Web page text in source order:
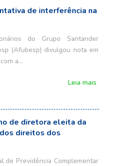
de interferência na
do Grupo Santander
(Afubesp) divulgou nota em
a…
Leia mais
de diretora eleita da
direitos dos
de Previdência Complementar